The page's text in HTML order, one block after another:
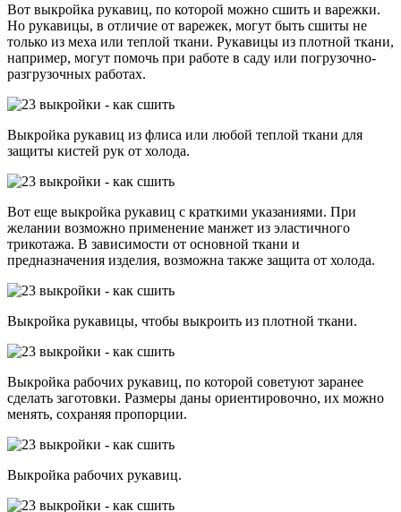
Вот выкройка рукавиц, по которой можно сшить и варежки.
Но рукавицы, в отличие от варежек, могут быть сшиты не
только из меха или теплой ткани. Рукавицы из плотной ткани,
например, могут помочь при работе в саду или погрузочно-
разгрузочных работах.
Выкройка рукавиц из флиса или любой теплой ткани для
защиты кистей рук от холода.
Вот еще выкройка рукавиц с краткими указаниями. При
желании возможно применение манжет из эластичного
трикотажа. В зависимости от основной ткани и
предназначения изделия, возможна также защита от холода.
Выкройка рукавицы, чтобы выкроить из плотной ткани.
Выкройка рабочих рукавиц, по которой советуют заранее
сделать заготовки. Размеры даны ориентировочно, их можно
менять, сохраняя пропорции.
Выкройка рабочих рукавиц.